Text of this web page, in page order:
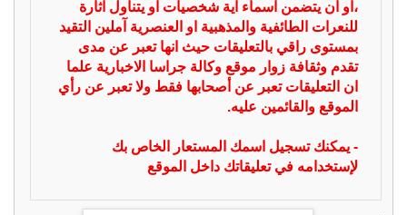
،او ان يتضمن اسماء اية شخصيات او يتناول اثارة
للنعرات الطائفية والمذهبية او العنصرية آملين التقيد
بمستوى راقي بالتعليقات حيث انها تعبر عن مدى
تقدم وثقافة زوار موقع وكالة جراسا الاخبارية علما
ان التعليقات تعبر عن أصحابها فقط ولا تعبر عن رأي
الموقع والقائمين عليه.
- يمكنك تسجيل اسمك المستعار الخاص بك
لإستخدامه في تعليقاتك داخل الموقع